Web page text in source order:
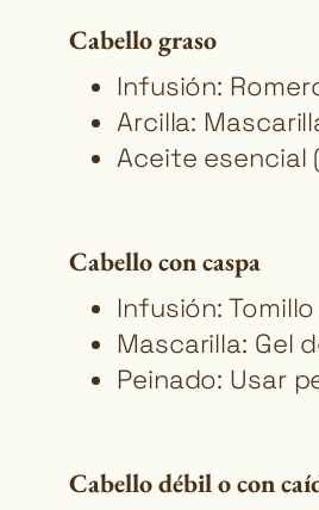
Cabello graso
Infusión:
Arcilla:
Aceite esencial
Cabello con caspa
Infusión:
Mascarilla: Gel
Peinado: Usar
Cabello débil o con